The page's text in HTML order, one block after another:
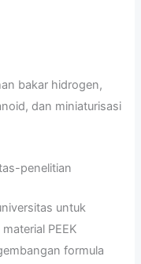
bakar hidrogen,
dan miniaturisasi
penelitian
untuk
PEEK
formula